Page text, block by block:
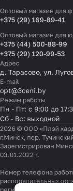
Оптовый магазин для
+375 (29) 169-89-41
Оптовый магазин для
+375 (44) 500-88-99
+375 (29) 120-99-53
Адрес
д. Тарасово, ул.
E-mail
opt@3ceni.by
Режим работы
Пн - Пт: с 9:00 до
Сб - Вс: выходной
2026 © ООО «Плэй
г.Минск, пер.
Зарегистрирован
03.01.2022 г.
Номер телефона
распорядительных
Настройки